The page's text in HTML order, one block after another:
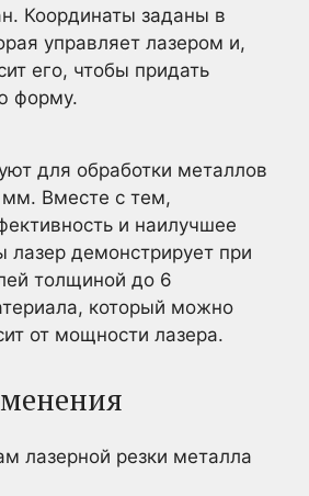
Координаты заданы в
управляет лазером и,
его, чтобы придать
форму.
для обработки металлов
Вместе с тем,
и наилучшее
лазер демонстрирует при
толщиной до 6
который можно
от мощности лазера.
лазерной резки металла